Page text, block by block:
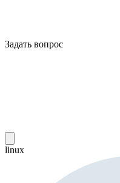
Задать вопрос
linux